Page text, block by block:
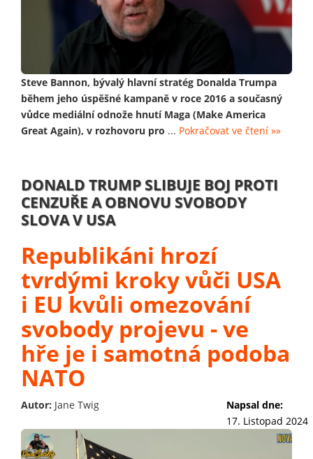
Steve Bannon, bývalý hlavní stratég Donalda Trumpa
během jeho úspěšné kampaně v roce 2016 a současný
vůdce mediální odnože hnutí Maga (Make America
Great Again), v rozhovoru pro ... Pokračovat ve čtení »»
DONALD TRUMP SLIBUJE BOJ PROTI
CENZUŘE A OBNOVU SVOBODY
SLOVA V USA
Republikáni hrozí
tvrdými kroky vůči USA
i EU kvůli omezování
svobody projevu - ve
hře je i samotná podoba
NATO
Autor: Jane Twig
Napsal dne:
17. Listopad 2024